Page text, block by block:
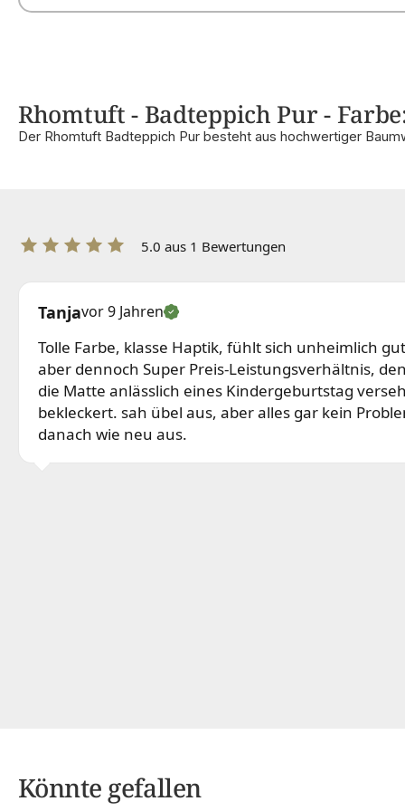
Rhomtuft - Badteppich Pur -
Der Rhomtuft Badteppich Pur besteht aus hochwertiger
5.0 aus 1 Bewertungen
Tanjavor 9 Jahren
Tolle Farbe, klasse Haptik, fühlt sich unheimlich
aber dennoch Super Preis-Leistungsverhältnis,
die Matte anlässlich eines Kindergeburtstag
bekleckert. sah übel aus, aber alles gar kein
danach wie neu aus.
Könnte gefallen